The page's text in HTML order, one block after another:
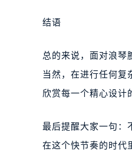
结语
总的来说，面对浪琴
当然，在进行任何复
欣赏每一个精心设计
最后提醒大家一句：
在这个快节奏的时代